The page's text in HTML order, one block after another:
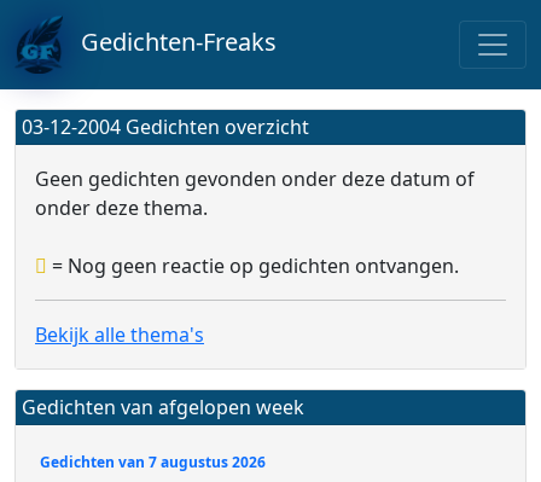
Gedichten-Freaks
03-12-2004 Gedichten overzicht
Geen gedichten gevonden onder deze datum of
onder deze thema.
= Nog geen reactie op gedichten ontvangen.
Bekijk alle thema's
Gedichten van afgelopen week
Gedichten van 7 augustus 2026